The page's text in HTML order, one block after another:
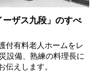
ザス九段」のすべ
付有料老人ホームをレ
設備、熟練の料理長に
伝えします。